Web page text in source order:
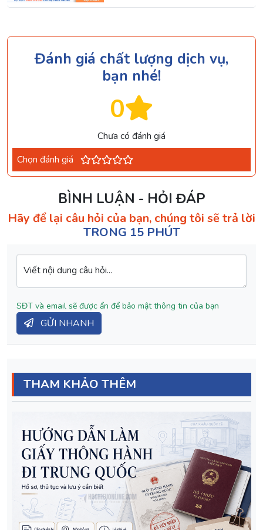
Đánh giá chất lượng dịch vụ,
bạn nhé!
0
Chưa có đánh giá
Chọn đánh giá
BÌNH LUẬN - HỎI ĐÁP
Hãy để lại câu hỏi của bạn, chúng tôi sẽ trả lời
TRONG 15 PHÚT
Viết nội dung câu hỏi...
SĐT và email sẽ được ẩn để bảo mật thông tin của bạn
GỬI NHANH
THAM KHẢO THÊM